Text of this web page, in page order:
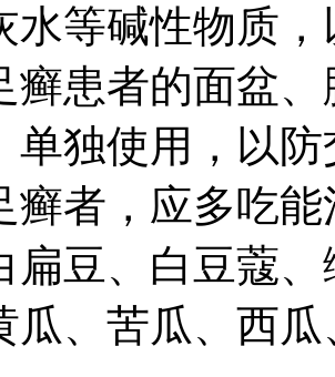
水等碱性物质
癣患者的面盆
单独使用，以
癣者，应多吃
扁豆、白豆蔻
瓜、苦瓜、西